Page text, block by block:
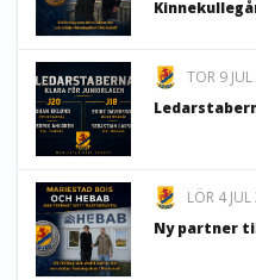
TOR 9
LÖR 4 JUL
Ny partner